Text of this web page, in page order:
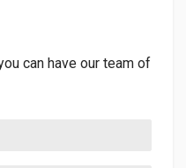
can have our team of